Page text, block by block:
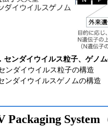
センダイウイルス粒子、ゲノ
ンダイウイルス粒子の構造
ンダイウイルスゲノムの構造
Packaging System